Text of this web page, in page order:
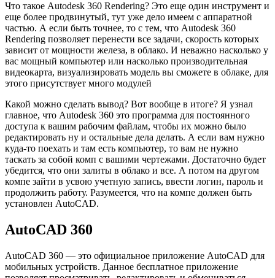
Что такое Autodesk 360 Rendering? Это еще один инструмент и
еще более продвинутый, тут уже дело имеем с аппаратной
частью. А если быть точнее, то с тем, что Autodesk 360
Rendering позволяет перенести все задачи, скорость которых
зависит от мощности железа, в облако. И неважно насколько у
вас мощный компьютер или насколько производительная
видеокарта, визуализировать модель вы сможете в облаке, для
этого присутствует много модулей
Какой можно сделать вывод? Вот вообще в итоге? Я узнал
главное, что Autodesk 360 это программа для постоянного
доступа к вашим рабочим файлам, чтобы их можно было
редактировать ну и остальные дела делать. А если вам нужно
куда-то поехать и там есть компьютер, то вам не нужно
таскать за собой комп с вашими чертежами. Достаточно будет
убедится, что они залиты в облако и все. А потом на другом
компе зайти в усвою учетную запись, ввести логин, пароль и
продолжить работу. Разумеется, что на компе должен быть
установлен AutoCAD.
AutoCAD 360
AutoCAD 360 — это официальное приложение AutoCAD для
мобильных устройств. Данное бесплатное приложение